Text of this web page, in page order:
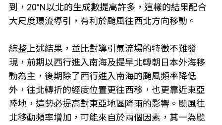
到，20°N以北的生成數提高許多，這樣的結果配合
大尺度環流導引，有利於颱風往西北方向移動。
綜整上述結果，並比對導引氣流場的特徵不難發
現，前期以西行進入南海及提早北轉朝日本外海移
動為主，後期除了西行進入南海的颱風頻率降低
外，往北轉折的經度位置更往西移，也更靠近東亞
陸地，這勢必提高對東亞地區降雨的影響。颱風往
北移動頻率增加，可能來自於兩個因素，其一為颱